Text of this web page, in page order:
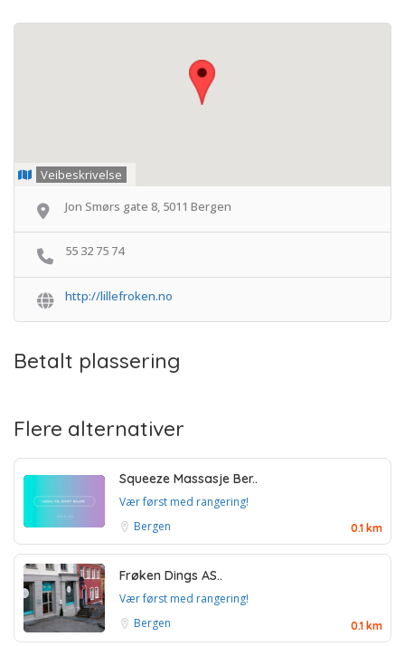
Veibeskrivelse
Jon Smørs gate 8, 5011 Bergen
55 32 75 74
http://lillefroken.no
Betalt plassering
Flere alternativer
Squeeze Massasje Ber..
Vær først med rangering!
Bergen
0.1 km
Frøken Dings AS..
Vær først med rangering!
Bergen
0.1 km